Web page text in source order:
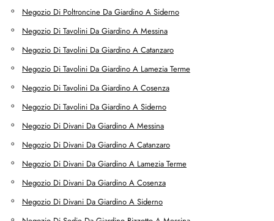
Negozio Di Poltroncine Da Giardino A Siderno
Negozio Di Tavolini Da Giardino A Messina
Negozio Di Tavolini Da Giardino A Catanzaro
Negozio Di Tavolini Da Giardino A Lamezia Terme
Negozio Di Tavolini Da Giardino A Cosenza
Negozio Di Tavolini Da Giardino A Siderno
Negozio Di Divani Da Giardino A Messina
Negozio Di Divani Da Giardino A Catanzaro
Negozio Di Divani Da Giardino A Lamezia Terme
Negozio Di Divani Da Giardino A Cosenza
Negozio Di Divani Da Giardino A Siderno